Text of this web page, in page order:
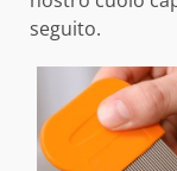
seguito.